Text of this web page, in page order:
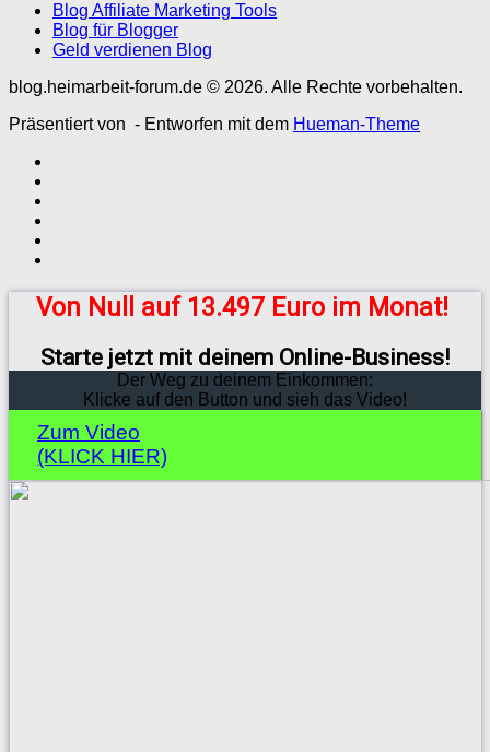
Blog Affiliate Marketing Tools
Blog für Blogger
Geld verdienen Blog
blog.heimarbeit-forum.de © 2026. Alle Rechte vorbehalten.
Präsentiert von - Entworfen mit dem Hueman-Theme
Von Null auf 13.497 Euro im Monat!
Starte jetzt mit deinem Online-Business!
Der Weg zu deinem Einkommen:
Klicke auf den Button und sieh das Video!
Zum Video
(KLICK HIER)